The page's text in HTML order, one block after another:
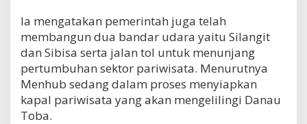
Ia mengatakan pemerintah juga telah
membangun dua bandar udara yaitu Silangit
dan Sibisa serta jalan tol untuk menunjang
pertumbuhan sektor pariwisata. Menurutnya
Menhub sedang dalam proses menyiapkan
kapal pariwisata yang akan mengelilingi Danau
Toba.